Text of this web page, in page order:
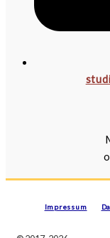
Impressum